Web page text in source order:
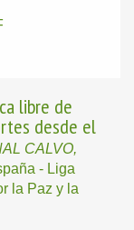
libre de
desde el
CALVO,
- Liga
la Paz y la